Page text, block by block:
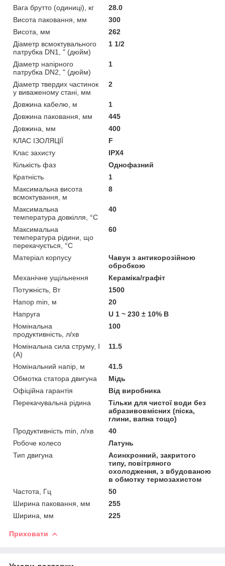
Вага брутто (одиниці), кг
28.0
Висота паковання, мм
300
Висота, мм
262
Діаметр всмоктувального
патрубка DN1, " (дюйм)
1 1/2
Діаметр напірного
патрубка DN2, " (дюйм)
1
Діаметр твердих частинок
у виваженому стані, мм
2
Довжина кабелю, м
1
Довжина паковання, мм
445
Довжина, мм
400
КЛАС ІЗОЛЯЦІЇ
F
Клас захисту
IPX4
Кількість фаз
Однофазний
Кратність
1
Максимальна висота
всмоктування, м
8
Максимальна
температура довкілля, °C
40
Максимальна
температура рідини, що
перекачується, °C
60
Матеріал корпусу
Чавун з антикорозійною
обробкою
Механічне ущільнення
Кераміка/графіт
Потужність, Вт
1500
Напор min, м
20
Напруга
U 1 ~ 230 ± 10% В
Номінальна
продуктивність, л/хв
100
Номінальна сила струму, I
(А)
11.5
Номінальний напір, м
41.5
Обмотка статора двигуна
Мідь
Офіційна гарантія
Від виробника
Перекачувальна рідина
Тільки для чистої води без
абразивовмісних (піска,
глини, вапна тощо)
Продуктивність min, л/хв
40
Робоче колесо
Латунь
Тип двигуна
Асинхронний, закритого
типу, повітряного
охолодження, з вбудованою
в обмотку термозахистом
Частота, Гц
50
Ширина паковання, мм
255
Ширина, мм
225
Приховати